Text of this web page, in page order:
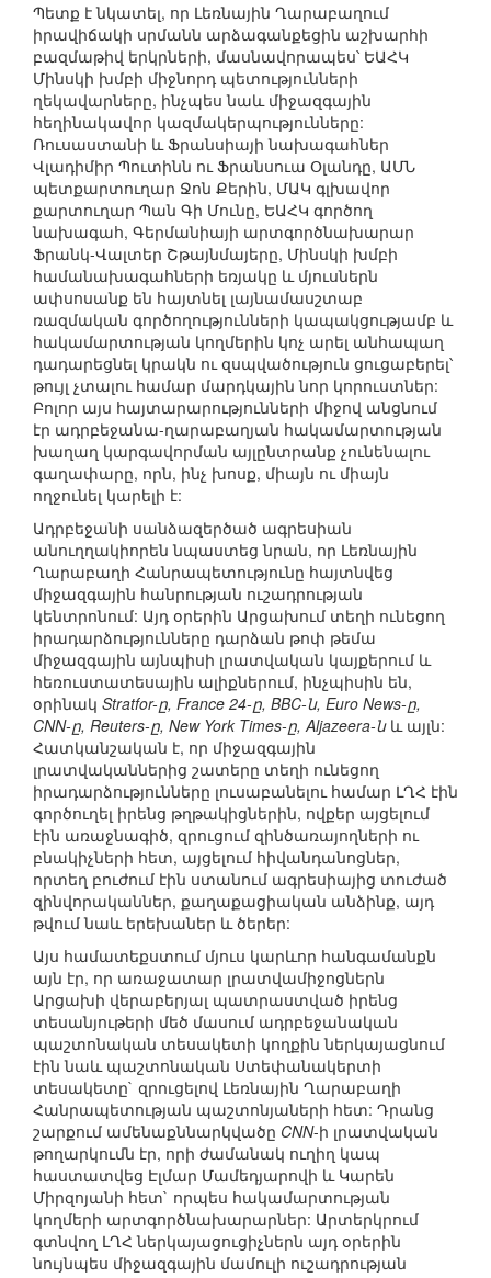
Պետք է նկատել, որ Լեռնային Ղարաբաղում
իրավիճակի սրմանն արձագանքեցին աշխարհի
բազմաթիվ երկրների, մասնավորապես՝ ԵԱՀԿ
Մինսկի խմբի միջնորդ պետությունների
ղեկավարները, ինչպես նաև միջազգային
հեղինակավոր կազմակերպությունները:
Ռուսաստանի և Ֆրանսիայի նախագահներ
Վլադիմիր Պուտինն ու Ֆրանսուա Օլանդը, ԱՄՆ
պետքարտուղար Ջոն Քերին, ՄԱԿ գլխավոր
քարտուղար Պան Գի Մունը, ԵԱՀԿ գործող
նախագահ, Գերմանիայի արտգործնախարար
Ֆրանկ-Վալտեր Շթայնմայերը, Մինսկի խմբի
համանախագահների եռյակը և մյուսներն
ափսոսանք են հայտնել լայնամասշտաբ
ռազմական գործողությունների կապակցությամբ և
հակամարտության կողմերին կոչ արել անհապաղ
դադարեցնել կրակն ու զսպվածություն ցուցաբերել՝
թույլ չտալու համար մարդկային նոր կորուստներ:
Բոլոր այս հայտարարությունների միջով անցնում
էր ադրբեջանա-ղարաբաղյան հակամարտության
խաղաղ կարգավորման այլընտրանք չունենալու
գաղափարը, որն, ինչ խոսք, միայն ու միայն
ողջունել կարելի է:
Ադրբեջանի սանձազերծած ագրեսիան
անուղղակիորեն նպաստեց նրան, որ Լեռնային
Ղարաբաղի Հանրապետությունը հայտնվեց
միջազգային հանրության ուշադրության
կենտրոնում: Այդ օրերին Արցախում տեղի ունեցող
իրադարձությունները դարձան թոփ թեմա
միջազգային այնպիսի լրատվական կայքերում և
հեռուստատեսային ալիքներում, ինչպիսին են,
օրինակ Stratfor-ը, France 24-ը, BBC-ն, Euro News-ը,
CNN-ը, Reuters-ը, New York Times-ը, Aljazeera-նև այլն:
Հատկանշական է, որ միջազգային
լրատվականներից շատերը տեղի ունեցող
իրադարձությունները լուսաբանելու համար ԼՂՀ էին
գործուղել իրենց թղթակիցներին, ովքեր այցելում
էին առաջնագիծ, զրուցում զինծառայողների ու
բնակիչների հետ, այցելում հիվանդանոցներ,
որտեղ բուժում էին ստանում ագրեսիայից տուժած
զինվորականներ, քաղաքացիական անձինք, այդ
թվում նաև երեխաներ և ծերեր:
Այս համատեքստում մյուս կարևոր հանգամանքն
այն էր, որ առաջատար լրատվամիջոցներն
Արցախի վերաբերյալ պատրաստված իրենց
տեսանյութերի մեծ մասում ադրբեջանական
պաշտոնական տեսակետի կողքին ներկայացնում
էին նաև պաշտոնական Ստեփանակերտի
տեսակետը` զրուցելով Լեռնային Ղարաբաղի
Հանրապետության պաշտոնյաների հետ: Դրանց
շարքում ամենաքննարկվածը CNN-ի լրատվական
թողարկումն էր, որի ժամանակ ուղիղ կապ
հաստատվեց Էլմար Մամեդյարովի և Կարեն
Միրզոյանի հետ` որպես հակամարտության
կողմերի արտգործնախարարներ: Արտերկրում
գտնվող ԼՂՀ ներկայացուցիչներն այդ օրերին
նույնպես միջազգային մամուլի ուշադրության